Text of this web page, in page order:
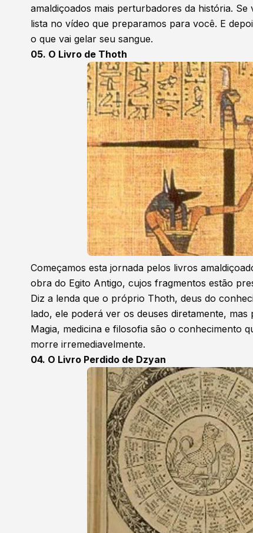
amaldiçoados mais perturbadores da história.
lista no vídeo que preparamos para você. E
o que vai gelar seu sangue.
05. O Livro de Thoth
Começamos esta jornada pelos livros
obra do Egito Antigo, cujos fragmentos estão
Diz a lenda que o próprio Thoth, deus do
lado, ele poderá ver os deuses diretamente,
Magia, medicina e filosofia são o conhecimento
morre irremediavelmente.
04. O Livro Perdido de Dzyan